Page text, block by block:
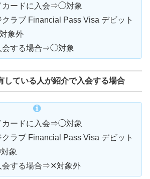
カードに入会⇒◯対象
クラブ Financial Pass Visa デビット
象外
会する場合⇒◯対象
している人が紹介で入会する場合
カードに入会⇒◯対象
クラブ Financial Pass Visa デビット
象
会する場合⇒✕対象外